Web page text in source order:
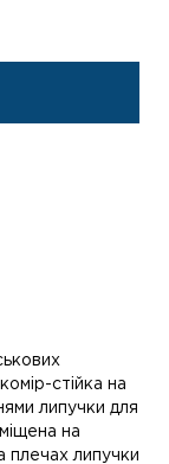
стійка на
липучки для
на
плечах липучки